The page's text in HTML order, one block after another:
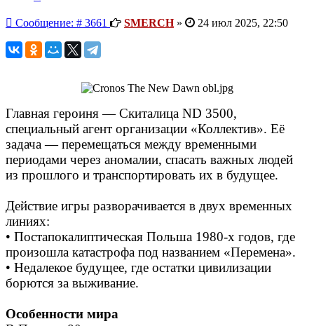
Сообщение: # 3661 Сообщение
SMERCH» 24 июл 2025, 22:50
Главная героиня — Скиталица ND 3500,
специальный агент организации «Коллектив». Её
задача — перемещаться между временными
периодами через аномалии, спасать важных людей
из прошлого и транспортировать их в будущее.
Действие игры разворачивается в двух временных
линиях:
• Постапокалиптическая Польша 1980-х годов, где
произошла катастрофа под названием «Перемена».
• Недалекое будущее, где остатки цивилизации
борются за выживание.
Особенности мира